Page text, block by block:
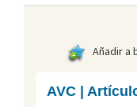
Añadir a
AVC |